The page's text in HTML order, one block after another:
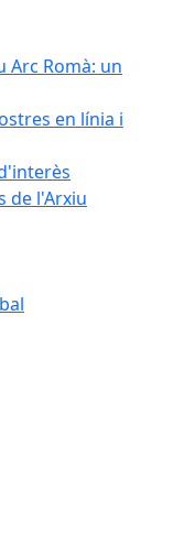
Arc Romà: un
en línia i
de l'Arxiu